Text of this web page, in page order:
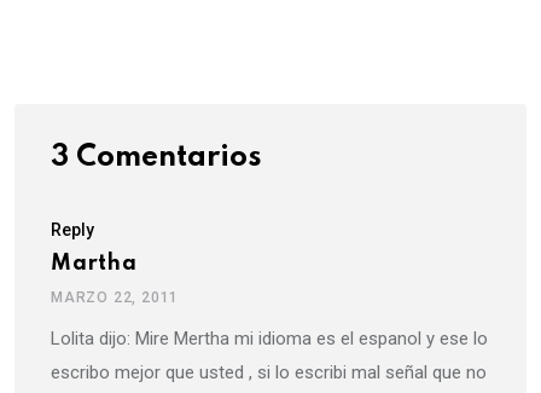
3 Comentarios
Reply
Martha
MARZO 22, 2011
Lolita dijo: Mire Mertha mi idioma es el espanol y ese lo
escribo mejor que usted , si lo escribi mal señal que no